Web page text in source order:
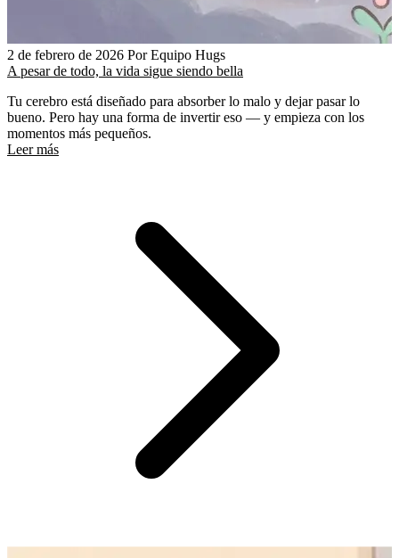
2 de febrero de 2026 Por Equipo Hugs
A pesar de todo, la vida sigue siendo bella
Tu cerebro está diseñado para absorber lo malo y dejar pasar lo
bueno. Pero hay una forma de invertir eso — y empieza con los
momentos más pequeños.
Leer más